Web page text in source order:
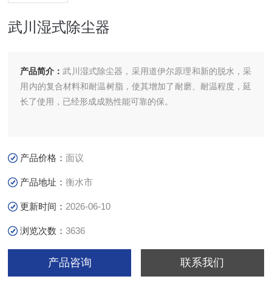
武川湿式除尘器
产品简介：武川湿式除尘器，采用道伊尔原理和新的脱水，采
用内的复合材料和耐温树脂，使其增加了耐磨、耐温程度，延
长了使用，已经形成成熟性能可靠的保。
产品价格：面议
产品地址：衡水市
更新时间： 2026-06-10
浏览次数：3636
产品咨询 联系我们